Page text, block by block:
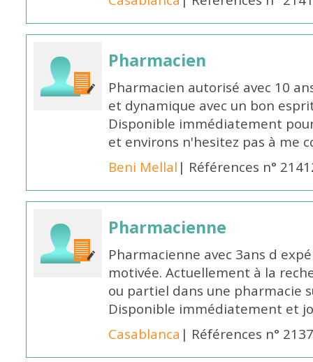
Pharmacien
Pharmacien autorisé avec 10
et dynamique avec un bon
Disponible immédiatement
et environs n'hesitez pas à me
Beni Mellal | Références n°
Pharmacienne
Pharmacienne avec 3ans d
motivée. Actuellement à la
ou partiel dans une pharmacie
Disponible immédiatement et
Casablanca | Références n°